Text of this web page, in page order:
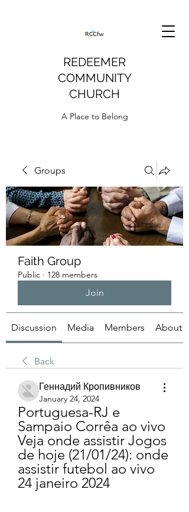
REDEEMER
COMMUNITY
CHURCH
A Place to Belong
Groups
Faith Group
Public · 128 members
Join
Discussion Media Members About
Back
Геннадий Кропивников
January 24, 2024
Portuguesa-RJ e
Sampaio Corrêa ao vivo
Veja onde assistir Jogos
de hoje (21/01/24): onde
assistir futebol ao vivo
24 janeiro 2024